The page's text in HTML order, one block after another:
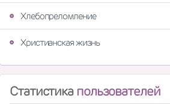
Хлебопреломление
Христианская жизнь
Статистика пользователей